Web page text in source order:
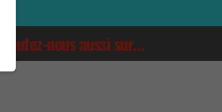
Écoutez-nous aussi sur…